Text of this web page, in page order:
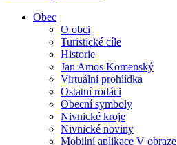
Obec
O obci
Turistické cíle
Historie
Jan Amos Komenský
Virtuální prohlídka
Ostatní rodáci
Obecní symboly
Nivnické kroje
Nivnické noviny
Mobilní aplikace V obraze